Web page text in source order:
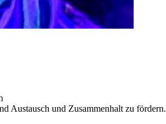
Austausch und Zusammenhalt zu fördern.